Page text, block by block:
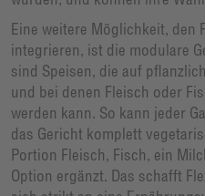
Eine weitere Möglichkeit, den
integrieren, ist die modulare
sind Speisen, die auf
und bei denen Fleisch oder
werden kann. So kann jeder
das Gericht komplett
Portion Fleisch, Fisch, ein
Option ergänzt. Das schafft